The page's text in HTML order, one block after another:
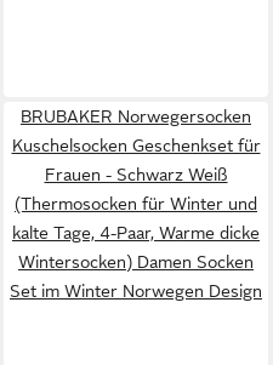
BRUBAKER Norwegersocken
Kuschelsocken Geschenkset für
Frauen - Schwarz Weiß
(Thermosocken für Winter und
kalte Tage, 4-Paar, Warme dicke
Wintersocken) Damen Socken
Set im Winter Norwegen Design